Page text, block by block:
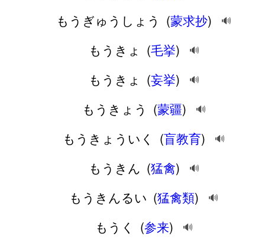
もうぎゅうしょう (蒙求抄) 🔊
もうきょ (毛挙) 🔊
もうきょ (妄挙) 🔊
もうきょう (蒙疆) 🔊
もうきょういく (盲教育) 🔊
もうきん (猛禽) 🔊
もうきんるい (猛禽類) 🔊
もうく (参来) 🔊